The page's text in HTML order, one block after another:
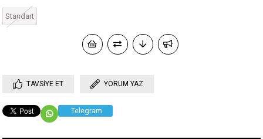
Standart
TAVSIYE ET YORUM YAZ
Telegram